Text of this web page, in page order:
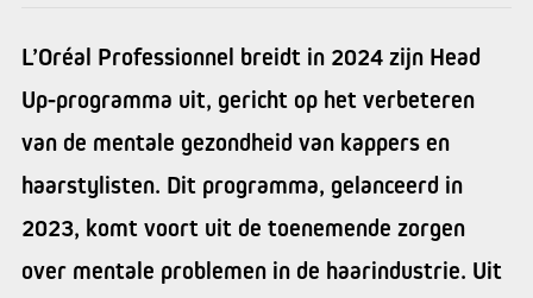
L’Oréal Professionnel breidt in 2024 zijn Head
Up-programma uit, gericht op het verbeteren
van de mentale gezondheid van kappers en
haarstylisten. Dit programma, gelanceerd in
2023, komt voort uit de toenemende zorgen
over mentale problemen in de haarindustrie. Uit